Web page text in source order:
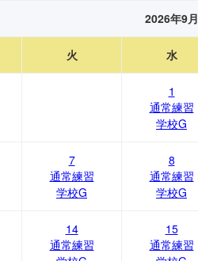
2026年9月
火 水
1
通常練習
学校G
7
通常練習
学校G
8
通常練習
学校G
14
通常練習
15
通常練習